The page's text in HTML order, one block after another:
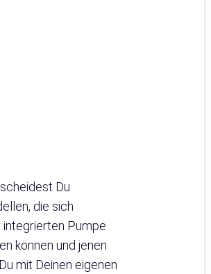
Du
die sich
integrierten Pumpe
können und jenen
mit Deinen eigenen